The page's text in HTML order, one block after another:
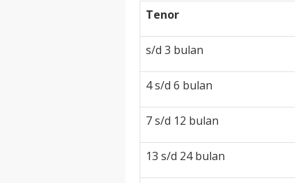
Tenor
s/d 3 bulan
4 s/d 6 bulan
7 s/d 12 bulan
13 s/d 24 bulan